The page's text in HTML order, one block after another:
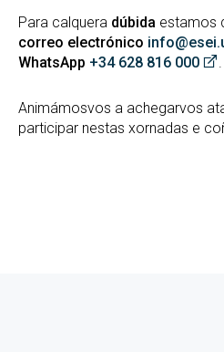
Para calquera dúbida estamos
correo electrónico
WhatsApp +34 628 816 000
Animámosvos a achegarvos
participar nestas xornadas e